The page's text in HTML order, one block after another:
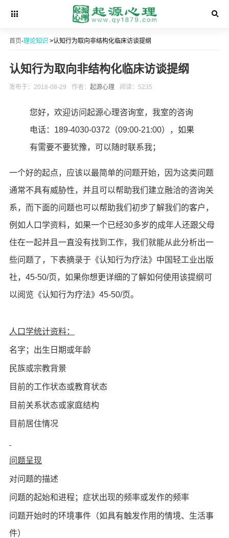
首页-理论知识 >认知行为取向非结构化临床访谈提纲
认知行为取向非结构化临床访谈提纲
发布于：2018-08-29 作者： 起源心理 阅读：5235
您好，欢迎访问起源心理咨询室，我室的咨询
电话：189-4030-0372（09:00-21:00），如果
有需要不要犹豫，可以随时联系我；
一个好的起点，应该以最简单的问题开始，因为这类问题
通常不具有威胁性，并且可以帮助我们建立融洽的咨询关
系，而下面的问题也可以帮助我们初步了解我们的客户，
例如人口学资料，如果一个已经30多岁的成年人还跟父母
住在一起并且一直没有找到工作，我们就能从此分析出一
些问题了，下表摘录于《认知行为疗法》中国轻工业出版
社，45-50/页，如果你想更详细的了解如何使用该提纲可
以阅览《认知行为疗法》45-50/页。
人口学统计资料：
名字；出生日期或年龄
民族或宗教背景
目前的工作状态或教育状态
目前关系状态或家庭结构
目前居住情况
问题呈现
对问题的描述
问题的起始和进程；症状出现的频率或发作的频率
问题开始时的环境事件（如具有触发作用的情境、生活事
件）